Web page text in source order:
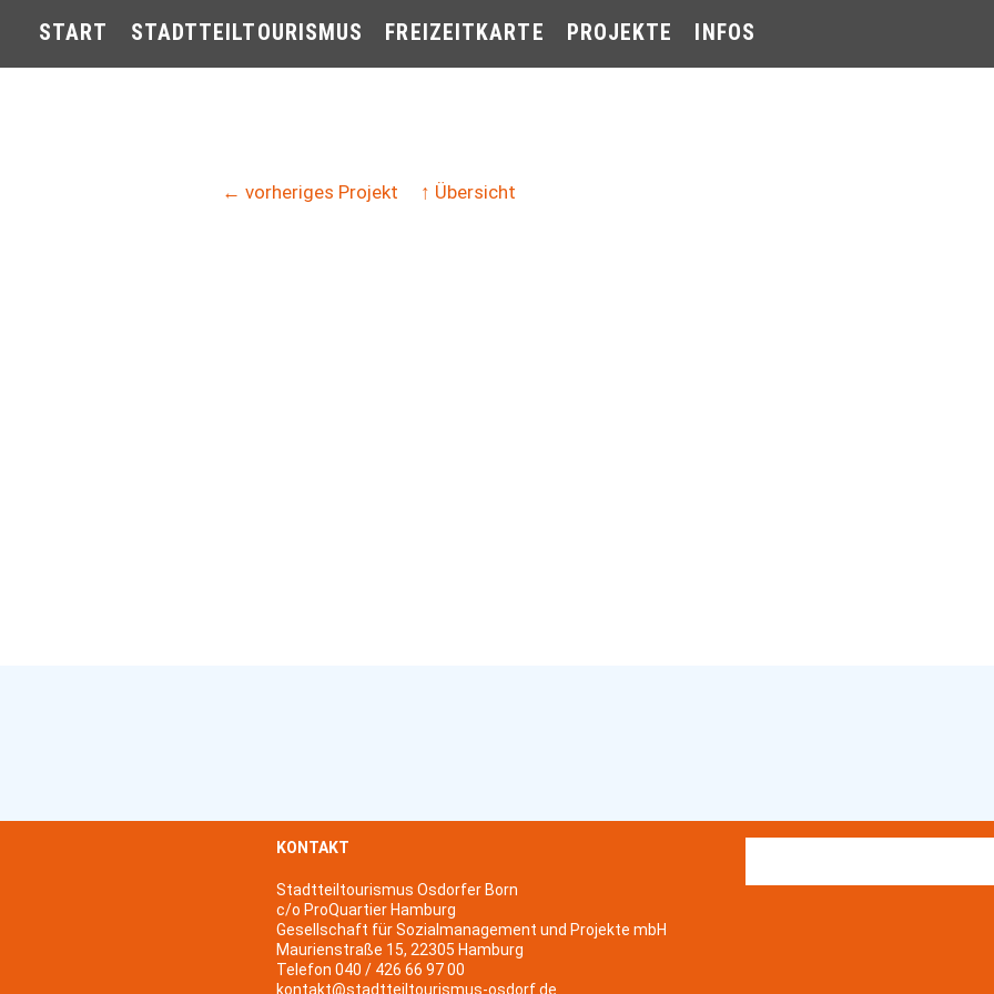
START STADTTEILTOURISMUS FREIZEITKARTE PROJEKTE INFOS
← vorheriges Projekt ↑ Übersicht
KONTAKT
Stadtteiltourismus Osdorfer Born
c/o ProQuartier Hamburg
Gesellschaft für Sozialmanagement und Projekte mbH
Maurienstraße 15, 22305 Hamburg
Telefon 040 / 426 66 97 00
kontakt@stadtteiltourismus-osdorf.de